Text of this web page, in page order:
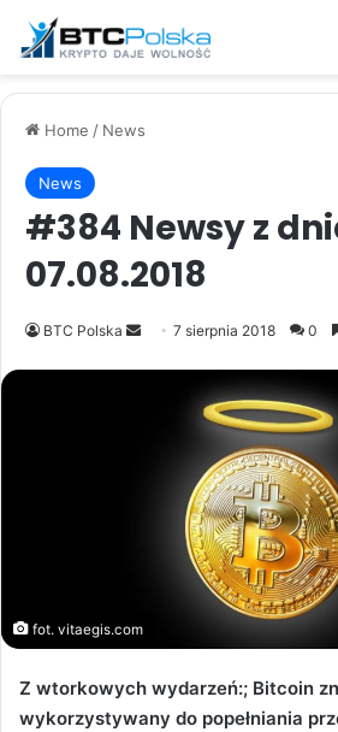
Home / News
News
#384 Newsy z
07.08.2018
BTC Polska
Send7 sierpnia 2018 0
fot. vitaegis.com
Z wtorkowych wydarzeń:; Bitcoin
wykorzystywany do popełniania